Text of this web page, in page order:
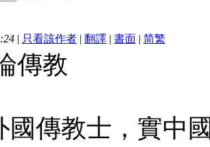
| 只看該作者 | 翻譯 | 書面 | 简繁
傳教
國傳教士，實中